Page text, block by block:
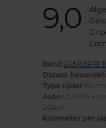
9,0
Grip
Band 245/45R18
Datum
Type rijder
Auto CUPRA
204pk
Kilometer per